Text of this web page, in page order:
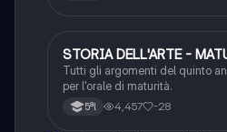
Storia dell'arte
STORIA DELL'ARTE -
Tutti gli argomenti del quinto
per l'orale di maturità.
5ªl 4,457 -28